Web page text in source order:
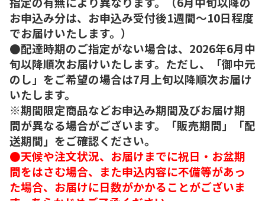
お申込み分は、お申込み受付後1週間～10日程度
でお届けいたします。）
●配達時期のご指定がない場合は、2026年6月中
旬以降順次お届けいたします。ただし、「御中元
のし」をご希望の場合は7月上旬以降順次お届け
いたします。
※期間限定商品などお申込み期間及びお届け期
間が異なる場合がございます。「販売期間」「配
送期間」をご確認ください。
●天候や注文状況、お届けまでに祝日・お盆期
間をはさむ場合、また申込内容に不備等があっ
た場合、お届けに日数がかかることがございま